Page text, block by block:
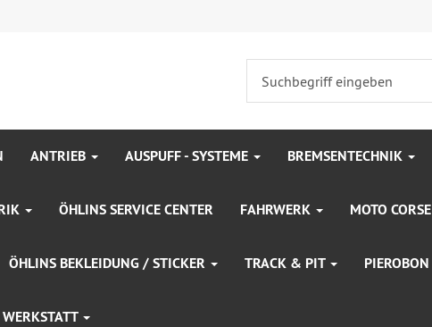
ANTRIEB AUSPUFF - SYSTEME BREMSENTECHNIK
ÖHLINS SERVICE CENTER FAHRWERK MOTO CORSE
ÖHLINS BEKLEIDUNG / STICKER TRACK & PIT PIEROBON
WERKSTATT